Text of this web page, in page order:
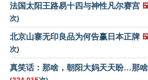
法国太阳王路易十四与神性凡尔赛宫
次)
北京山寨无印良品为何告赢日本正牌
次)
真笑话：那啥，朝阳大妈天天盼…那啥